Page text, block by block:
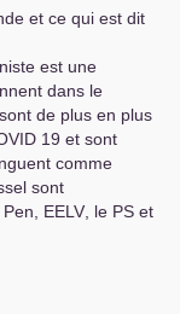
et ce qui est dit
est une
dans le
de plus en plus
19 et sont
comme
sont
EELV , le PS et